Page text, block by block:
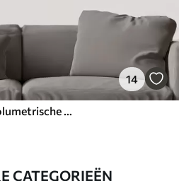
14
Boeket bloemen in rode volumetrische vaas
CATEGORIEËN